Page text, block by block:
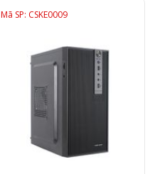
Mã SP: CSKE0009